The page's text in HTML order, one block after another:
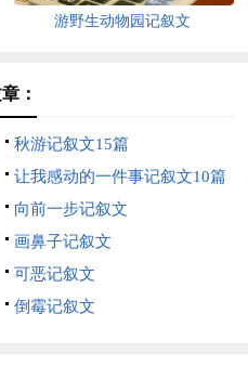
游野生动物园记叙文
：
秋游记叙文15篇
让我感动的一件事记叙文10篇
向前一步记叙文
画鼻子记叙文
可恶记叙文
倒霉记叙文